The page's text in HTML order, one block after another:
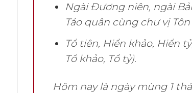
Ngài Đương niên, ngài
Táo quân cùng chư vị
Tổ tiên, Hiển khảo, Hiển
Tổ khảo, Tổ tỷ).
Hôm nay là ngày mùng 1